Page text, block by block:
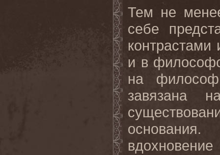
Тем не
себе
и в
на
завязана